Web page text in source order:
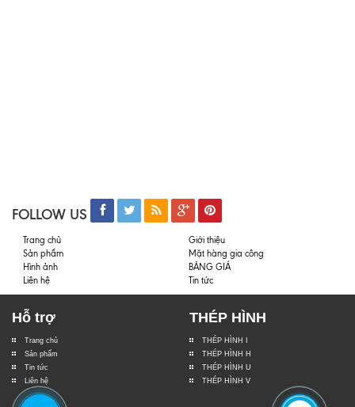
FOLLOW US
Trang chủ
Giới thiệu
Sản phẩm
Mặt hàng gia công
Hình ảnh
BẢNG GIÁ
Liên hệ
Tin tức
Hỗ trợ
Trang chủ
Sản phẩm
Tin tức
Liên hệ
THÉP HÌNH
THÉP HÌNH I
THÉP HÌNH H
THÉP HÌNH U
THÉP HÌNH V